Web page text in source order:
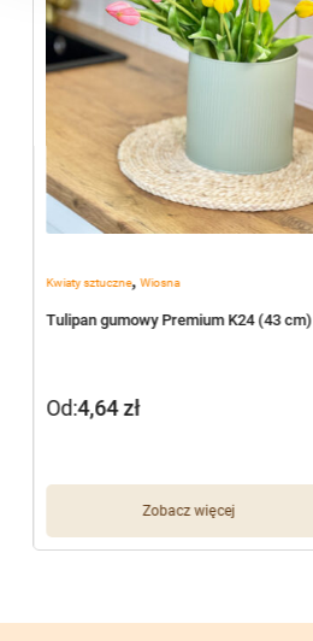
Kwiaty sztuczne, Wiosna
Tulipan gumowy Premium K24 (43 cm)
Zobacz więcej
Od:4,64zł